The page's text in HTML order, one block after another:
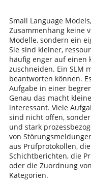
Small Language
Zusammenhang keine
Modelle, sondern ein
Sie sind kleiner,
häufig enger auf einen
zuschneiden. Ein SLM
beantworten können.
Aufgabe in einer
Genau das macht
interessant. Viele
sind nicht offen,
und stark
von
aus Prüfprotokollen,
Schichtberichten, die
oder die Zuordnung
Kategorien.